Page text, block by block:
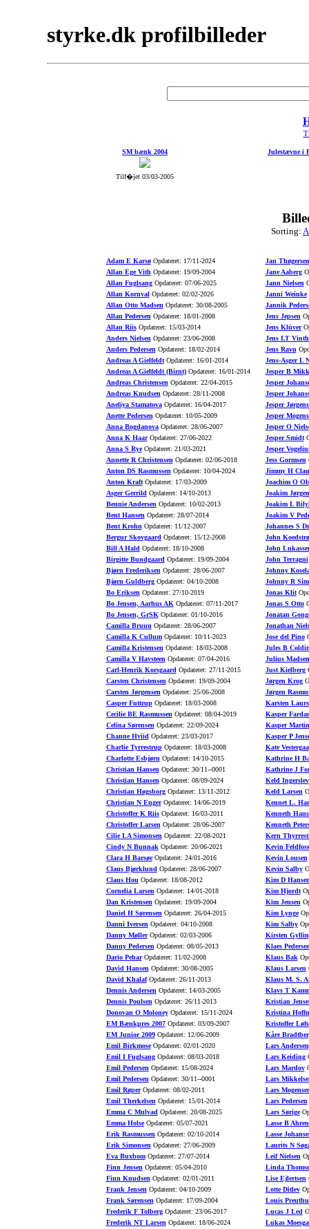
styrke.dk profilbilleder
SM bænk 2004
Tilf�jet 03/03-2005
Julestævne i
Sorting:
Adam E KarsøOpdateret: 17/11-2024
Allan Ege Vith Opdateret: 19/09-2004
Allan FuglsangOpdateret: 07/06-2025
Allan KornvalOpdateret: 02/02-2026
Allan Otto Madsen Opdateret: 30/08-2005
Allan Pedersen Opdateret: 18/01-2008
Allan RiisOpdateret: 15/03-2014
Anders Nielsen Opdateret: 23/06-2008
Anders Pedersen Opdateret: 18/02-2014
Andreas A GielfeldtOpdateret: 16/01-2014
Andreas A Gielfeldt (Birnt)Opdateret: 16/01-2014
Andreas Christensen Opdateret: 22/04-2015
Andreas Knudsen Opdateret: 28/11-2008
Aneliya StamatovaOpdateret: 16/04-2017
Anette Pedersen Opdateret: 10/05-2009
Anna BogdanovaOpdateret: 28/06-2007
Anna K HaarOpdateret: 27/06-2022
Anna S RyeOpdateret: 21/03-2021
Annette R Christensen Opdateret: 02/06-2018
Anton DS Rasmussen Opdateret: 10/04-2024
Anton KraftOpdateret: 17/03-2009
Asger Gerrild Opdateret: 14/10-2013
Bennie Andersen Opdateret: 10/02-2013
Bent Hansen Opdateret: 28/07-2014
Bent Krohn Opdateret: 11/12-2007
Bergur Skovgaard Opdateret: 15/12-2008
Bill A Hald Opdateret: 18/10-2008
Birgitte Bundgaard Opdateret: 19/09-2004
Bjørn Frederiksen Opdateret: 28/06-2007
Bjørn GuldbergOpdateret: 04/10-2008
Bo Eriksen Opdateret: 27/10-2019
Bo Jensen, Aarhus AK Opdateret: 07/11-2017
Bo Jensen, GrSK Opdateret: 01/10-2016
Camilla Bruun Opdateret: 28/06-2007
Camilla K CullumOpdateret: 10/11-2023
Camilla Kristensen Opdateret: 18/03-2008
Camilla V Havsteen Opdateret: 07/04-2016
Carl-Henrik Korsgaard Opdateret: 27/11-2015
Carsten Christensen Opdateret: 19/09-2004
Carsten Jørgensen Opdateret: 25/06-2008
Casper FuttrupOpdateret: 18/03-2008
Cecilie BE Rasmussen Opdateret: 08/04-2019
Celina Sørensen Opdateret: 22/09-2024
Channe Hviid Opdateret: 23/03-2017
Charlie TyrrestrupOpdateret: 18/03-2008
Charlotte Esbjørn Opdateret: 14/10-2015
Christian Hansen Opdateret: 30/11--0001
Christian Hansen Opdateret: 08/09-2024
Christian HøgsborgOpdateret: 13/11-2012
Christian N EngerOpdateret: 14/06-2019
Christoffer K RiisOpdateret: 16/03-2011
Christoffer Larsen Opdateret: 28/06-2007
Cilie LA Simonsen Opdateret: 22/08-2021
Cindy N Bunnak Opdateret: 20/06-2021
Clara H BarsøeOpdateret: 24/01-2016
Claus Bjørklund Opdateret: 28/06-2007
Claus Hou Opdateret: 18/08-2012
Cornelia Larsen Opdateret: 14/01-2018
Dan Kristensen Opdateret: 19/09-2004
Daniel H Sørensen Opdateret: 26/04-2015
Danni Iversen Opdateret: 04/10-2008
Danny MøllerOpdateret: 02/03-2006
Danny Pedersen Opdateret: 08/05-2013
Dario PeharOpdateret: 11/02-2008
David Hansen Opdateret: 30/08-2005
David KhalafOpdateret: 26/11-2013
Dennis Andersen Opdateret: 14/03-2005
Dennis Poulsen Opdateret: 26/11-2013
Donovan O MoloneyOpdateret: 15/11-2024
EM Bænkpres 2007Opdateret: 03/09-2007
EM Junior 2009Opdateret: 12/06-2009
Emil BirkmoseOpdateret: 02/01-2020
Emil I FuglsangOpdateret: 08/03-2018
Emil Pedersen Opdateret: 15/08-2024
Emil Pedersen Opdateret: 30/11--0001
Emil RøperOpdateret: 08/02-2011
Emil Therkelsen Opdateret: 15/01-2014
Emma C Mulvad Opdateret: 20/08-2025
Emma HolseOpdateret: 05/07-2021
Erik Rasmussen Opdateret: 02/10-2014
Erik Simonsen Opdateret: 27/06-2009
Eva BuxbomOpdateret: 27/07-2014
Finn Jensen Opdateret: 05/04-2010
Finn Knudsen Opdateret: 02/01-2011
Frank Jensen Opdateret: 04/10-2009
Frank Sørensen Opdateret: 17/09-2004
Frederik F TolbergOpdateret: 23/06-2017
Frederik NT Larsen Opdateret: 18/06-2024
Jan Thøgersen
Jane Aaberg
Jann Nielsen
Janni Weinke
Jannik
Jens Jepsen
Jens Klüver
Jens LT
Jens Ravn
Jens-Asger L
Jesper B
Jesper
Jesper
Jesper
Jesper
Jesper O
Jesper Smidt
Jesper
Jess Gormsen
Jimmy H
Joachim O
Joakim
Joakim L
Joakim V
Johannes S
John
John
John Terragni
Johnny
Johnny R
Jonas Klit
Jonas S Otto
Jonatan
Jonathan
Jose del Pino
Jules B
Julius Madsen
Just Kielberg
Jørgen Krog
Jørgen
Karsten
Kasper
Kasper
Kasper P
Kate
Kathrine H
Kathrine J
Keld Ingerslev
Keld Larsen
Kennet L.
Kenneth
Kenneth
Kern
Kevin Feldfoss
Kevin Lousen
Kevin Salby
Kim D
Kim Hjordt
Kim Jensen
Kim Lynge
Kim Salby
Kirsten
Klaes
Klaus Bak
Klaus Larsen
Klaus M. S.
Klavs T
Kristian
Kristina
Kristoffer
Kåre
Lars Andersen
Lars Keiding
Lars Mardov
Lars
Lars
Lars Pedersen
Lars Sørige
Lasse B
Lasse
Laurits N
Leif Nielsen
Linda
Lise Ejlertsen
Lotte Ditlev
Louis
Lucas J Led
Lukas